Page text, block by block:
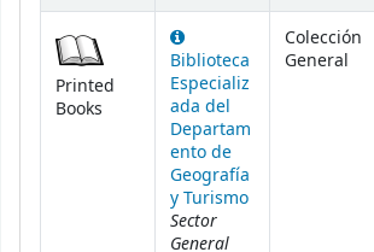
Printed
Books
Biblioteca
Especializ
ada del
Departam
ento de
Geografía
y Turismo
Sector
General
Colección
General